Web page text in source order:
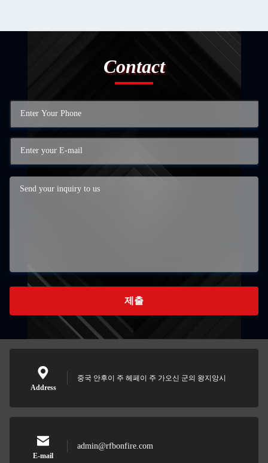
Contact
제출
Address
중국 안후이 주 헤페이 주 가오신 군의 왕지앙시
E-mail
admin@rfbonfire.com